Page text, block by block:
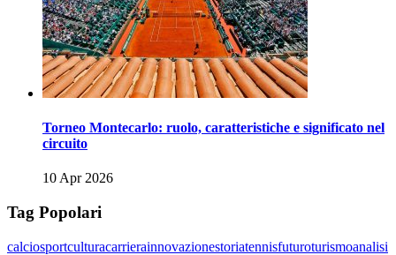
Torneo Montecarlo: ruolo, caratteristiche e significato nel
circuito
10 Apr 2026
Tag Popolari
calciosportculturacarrierainnovazionestoriatennisfuturoturismoanalisi